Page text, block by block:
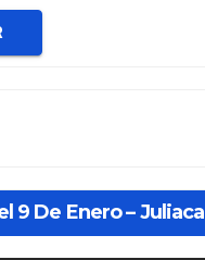
9 De Enero – Juliaca